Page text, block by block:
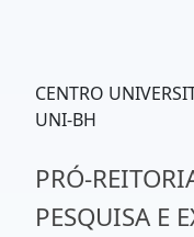
CENTRO
UNI-BH
PRÓ-
PESQUISA E